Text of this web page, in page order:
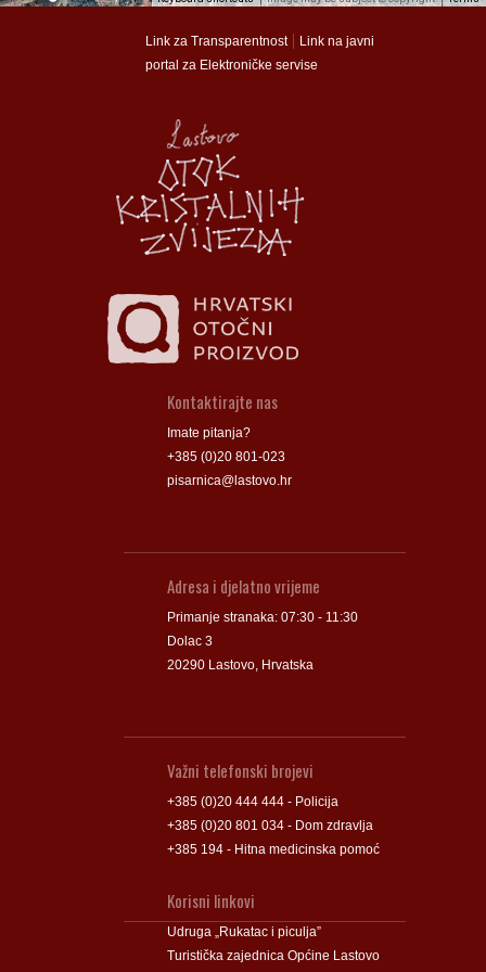
Groblje
Groblje
Link za Transparentnost| Link na javni
portal za Elektroničke servise
Kontaktirajte nas
Imate pitanja?
+385 (0)20 801-023
pisarnica@lastovo.hr
Adresa i djelatno vrijeme
Primanje stranaka: 07:30 - 11:30
Dolac 3
20290 Lastovo, Hrvatska
Važni telefonski brojevi
+385 (0)20 444 444 - Policija
+385 (0)20 801 034 - Dom zdravlja
+385 194 - Hitna medicinska pomoć
Korisni linkovi
Udruga „Rukatac i piculja”
Turistička zajednica Općine Lastovo